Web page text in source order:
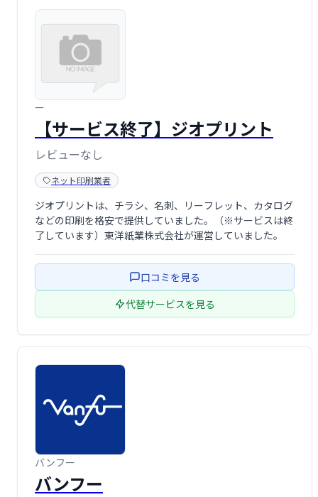
ー
【サービス終了】ジオプリント
レビューなし
ネット印刷業者
ジオプリントは、チラシ、名刺、リーフレット、カタログ
などの印刷を格安で提供していました。（※サービスは終
了しています）東洋紙業株式会社が運営していました。
口コミを見る
代替サービスを見る
バンフー
バンフー